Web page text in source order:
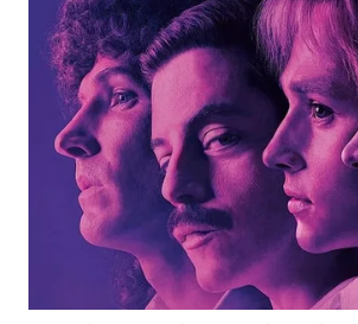
WN
BEKASI
WN
BOGOR
WN
DEPOK
TAPANULI